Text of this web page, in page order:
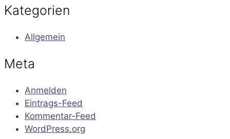
Kategorien
Allgemein
Meta
Anmelden
Eintrags-Feed
Kommentar-Feed
WordPress.org